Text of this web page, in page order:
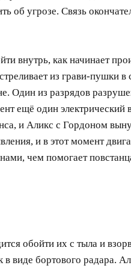
об угрозе. Связь
внутрь, как начинает
из грави-пушки в
Один из разрядов
ещё один электрический
и Аликс с Гордоном
и в этот момент
чем помогает
обойти их с тыла и
виде бортового радара.